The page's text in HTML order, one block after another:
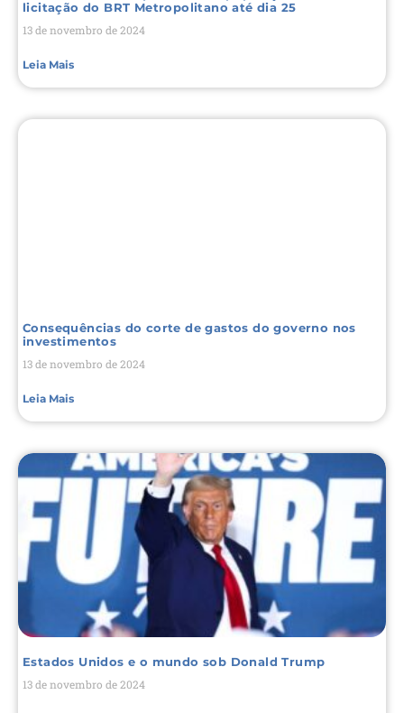
licitação do BRT Metropolitano até dia 25
13 de novembro de 2024
Leia Mais
Consequências do corte de gastos do governo nos
investimentos
13 de novembro de 2024
Leia Mais
Estados Unidos e o mundo sob Donald Trump
13 de novembro de 2024